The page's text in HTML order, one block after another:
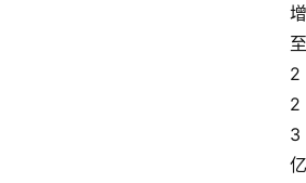
增
至
2
2
3
亿